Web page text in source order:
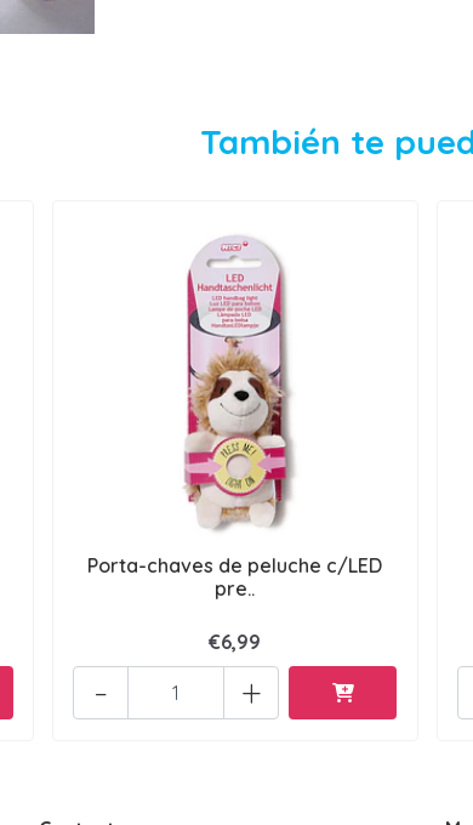
También te
Porta-chaves de peluche c/LED
pre..
€6,99
+
-